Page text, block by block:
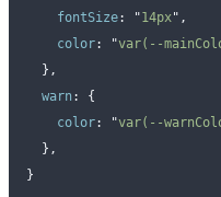
    fontSize
: "14px" ,
    color
: "var(--
  },
  warn
:
{
    color
: "var(--
  },
}